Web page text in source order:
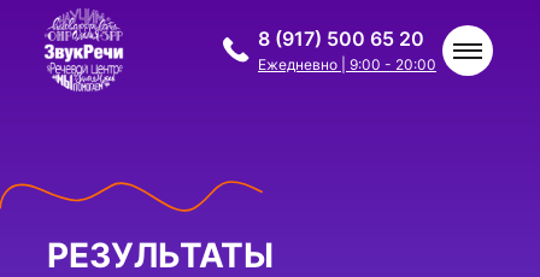
РЕЗУЛЬТАТЫ
8 (917) 500 65 20
Ежедневно | 9:00 - 20:00